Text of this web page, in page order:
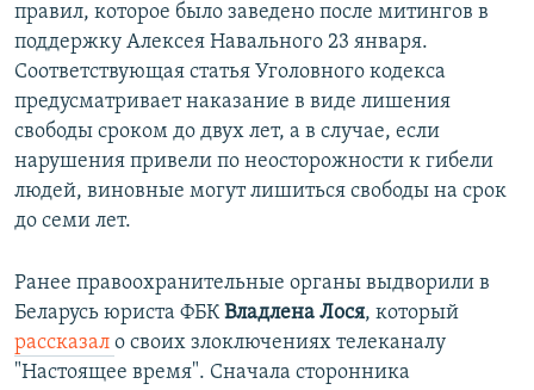
правил, которое было заведено после митингов в
поддержку Алексея Навального 23 января.
Соответствующая статья Уголовного кодекса
предусматривает наказание в виде лишения
свободы сроком до двух лет, а в случае, если
нарушения привели по неосторожности к гибели
людей, виновные могут лишиться свободы на срок
до семи лет.
Ранее правоохранительные органы выдворили в
Беларусь юриста ФБКВладлена Лося, который
рассказал о своих злоключениях телеканалу
"Настоящее время". Сначала сторонника